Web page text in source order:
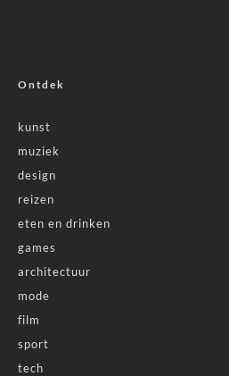
Ontdek
kunst
muziek
design
reizen
eten en drinken
games
architectuur
mode
film
sport
tech